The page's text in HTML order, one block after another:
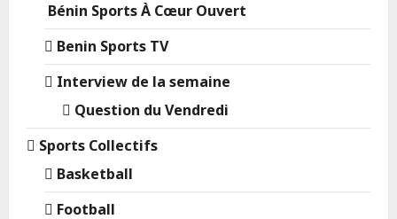
Bénin Sports À Cœur Ouvert
Benin Sports TV
Interview de la semaine
Question du Vendredi
Sports Collectifs
Basketball
Football